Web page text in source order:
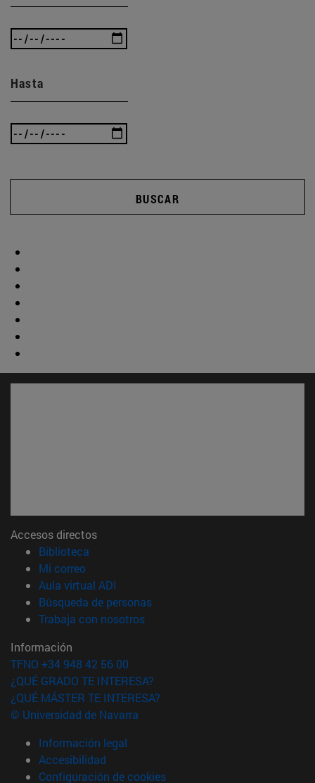
Hasta
BUSCAR
Accesos directos
Biblioteca
Mi correo(abre en nueva ventana)
Aula virtual ADI
Búsqueda de personas(abre en nueva ventana)
Trabaja con nosotros(abre en nueva ventana)
Información
TFNO +34 948 42 56 00
¿QUÉ GRADO TE INTERESA?
¿QUÉ MÁSTER TE INTERESA?
© Universidad de Navarra
Información legal
Accesibilidad
Configuración de cookies